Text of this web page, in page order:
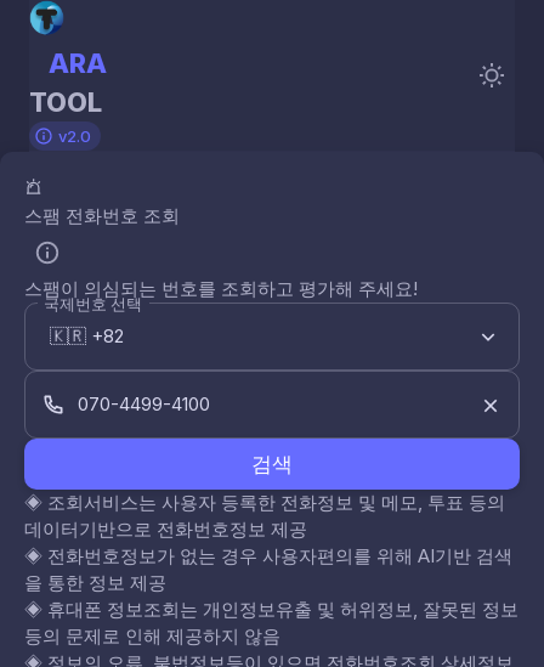
ARA
TOOL
v2.0
스팸 전화번호 조회
스팸이 의심되는 번호를 조회하고 평가해 주세요!
국제번호 선택
검색
◈ 조회서비스는 사용자 등록한 전화정보 및 메모, 투표 등의
데이터기반으로 전화번호정보 제공
◈ 전화번호정보가 없는 경우 사용자편의를 위해 AI기반 검색
을 통한 정보 제공
◈ 휴대폰 정보조회는 개인정보유출 및 허위정보, 잘못된 정보
등의 문제로 인해 제공하지 않음